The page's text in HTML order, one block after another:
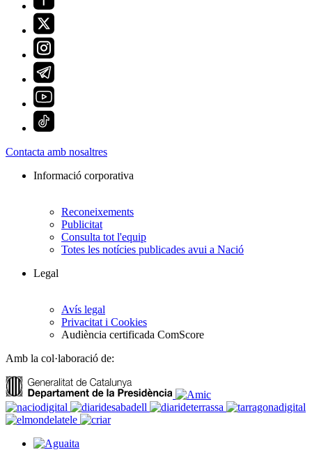
Contacta amb nosaltres
Informació corporativa
Reconeixements
Publicitat
Consulta tot l'equip
Totes les notícies publicades avui a Nació
Legal
Avís legal
Privacitat i Cookies
Audiència certificada ComScore
Amb la col·laboració de: